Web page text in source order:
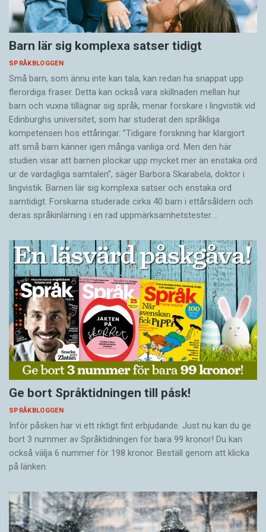
Barn lär sig komplexa satser tidigt
SPRÅKBLOGGEN
Små barn, som ännu inte kan tala, kan redan ha snappat upp
flerordiga fraser. Detta kan också vara skillnaden mellan hur
barn och vuxna tillägnar sig språk, menar forskare i lingvistik vid
Edinburghs universitet, som har studerat den språkliga
kompetensen hos ettåringar. ”Tidigare forskning har klargjort
att små barn känner igen många vanliga ord. Men den här
studien visar att barnen plockar upp mycket mer än enstaka ord
ur de vardagliga samtalen”, säger Barbora Skarabela, doktor i
lingvistik. Barnen lär sig komplexa satser och enstaka ord
samtidigt. Forskarna studerade cirka 40 barn i ettårsåldern och
deras språkinlärning i en rad uppmärksamhetstester.…
Ge bort Språktidningen till påsk!
SPRÅKBLOGGEN
Inför påsken har vi ett riktigt fint erbjudande. Just nu kan du ge
bort 3 nummer av Språktidningen för bara 99 kronor! Du kan
också välja 6 nummer för 198 kronor. Beställ genom att klicka
på länken.